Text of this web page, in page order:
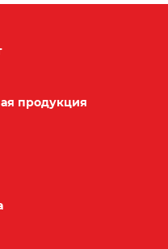
продукция